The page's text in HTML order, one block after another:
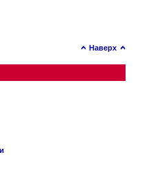
Наверх